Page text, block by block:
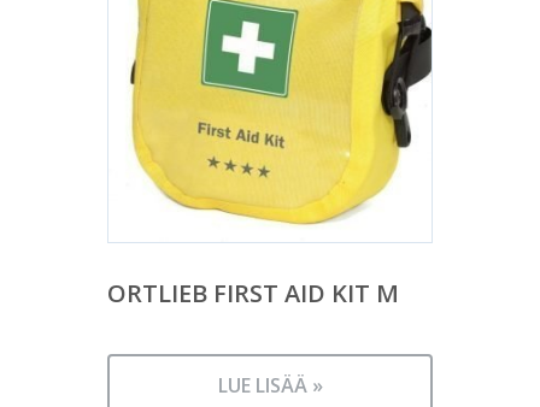
ORTLIEB FIRST AID KIT M
LUE LISÄÄ »